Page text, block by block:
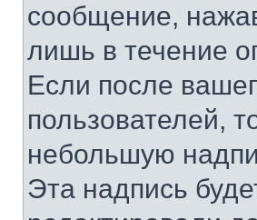
сообщение,
лишь в течение
Если после
пользователей,
небольшую
Эта надпись